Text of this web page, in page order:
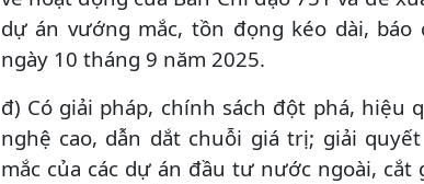
dự án vướng mắc, tồn đọng kéo dài,
ngày 10 tháng 9 năm 2025.
đ) Có giải pháp, chính sách đột phá,
nghệ cao, dẫn dắt chuỗi giá trị; giải
mắc của các dự án đầu tư nước ngoài,